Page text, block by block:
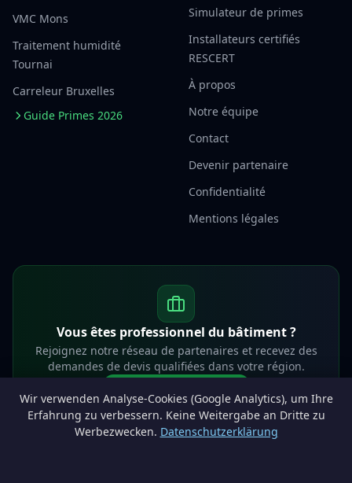
Wir verwenden Analyse-Cookies (Google Analytics), um Ihre
Erfahrung zu verbessern. Keine Weitergabe an Dritte zu
Werbezwecken. Datenschutzerklärung
VMC Mons
Traitement humidité
Tournai
Carreleur Bruxelles
Guide Primes 2026
Simulateur de primes
Installateurs certifiés
RESCERT
À propos
Notre équipe
Contact
Devenir partenaire
Confidentialité
Mentions légales
Vous êtes professionnel du bâtiment ?
Rejoignez notre réseau de partenaires et recevez des
demandes de devis qualifiées dans votre région.
info@lesprosdemaville.be